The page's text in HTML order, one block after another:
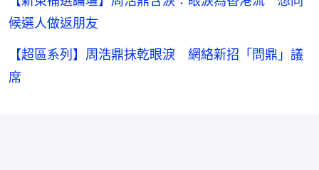
候選人做返朋友
【超區系列】周浩鼎抹乾眼淚 網絡新招「問鼎」議
席